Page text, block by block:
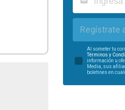
Regístrate
Al someter tu
Términos y
información u
Media, sus
boletines en